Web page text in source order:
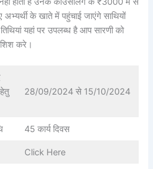
के खाते में पहुंचाई जाएंगे साथियों
यहां पर उपलब्ध है आप सारणी को
करे।
28/09/2024 से 15/10/2024
45 कार्य दिवस
Click Here